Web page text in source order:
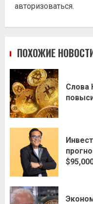
авторизоваться.
ПОХОЖИЕ
Слова